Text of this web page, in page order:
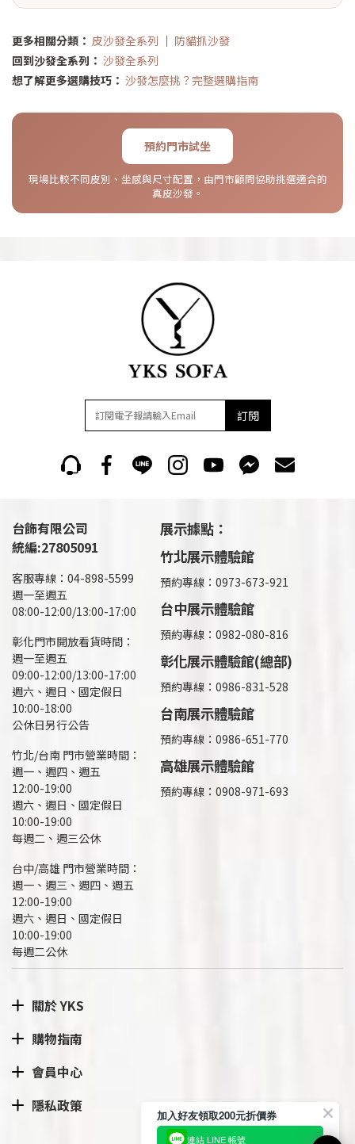
更多相關分類： 皮沙發全系列 ｜ 防貓抓沙發
回到沙發全系列： 沙發全系列
想了解更多選購技巧： 沙發怎麼挑？完整選購指南
預約門市試坐
現場比較不同皮別、坐感與尺寸配置，由門市顧問協助挑選適合的
真皮沙發。
訂閱
台飾有限公司
統編:27805091
客服專線：04-898-5599
週一至週五
08:00-12:00/13:00-17:00
彰化門市開放看貨時間：
週一至週五
09:00-12:00/13:00-17:00
週六、週日、國定假日
10:00-18:00
公休日另行公告
竹北/台南 門市營業時間：
週一、週四、週五
12:00-19:00
週六、週日、國定假日
10:00-19:00
每週二、週三公休
台中/高雄 門市營業時間：
週一、週三、週四、週五
12:00-19:00
週六、週日、國定假日
10:00-19:00
每週二公休
展示據點：
竹北展示體驗館
預約專線：0973-673-921
台中展示體驗館
預約專線：0982-080-816
彰化展示體驗館(總部)
預約專線： 0986-831-528
台南展示體驗館
預約專線：0986-651-770
高雄展示體驗館
預約專線： 0908-971-693
關於 YKS
購物指南
會員中心
隱私政策
加入好友領取200元折價券
連結 LINE 帳號